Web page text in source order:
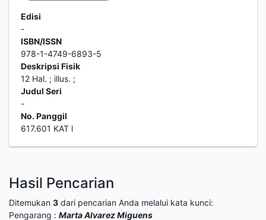
Edisi
-
ISBN/ISSN
978-1-4749-6893-5
Deskripsi Fisik
12 Hal. ; illus. ;
Judul Seri
-
No. Panggil
617.601 KAT l
Hasil Pencarian
Ditemukan 3 dari pencarian Anda melalui kata kunci:
Pengarang : Marta Alvarez Miguens